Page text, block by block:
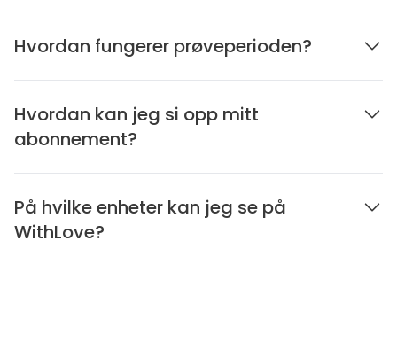
Hvordan fungerer prøveperioden?
Hvordan kan jeg si opp mitt
abonnement?
På hvilke enheter kan jeg se på
WithLove?